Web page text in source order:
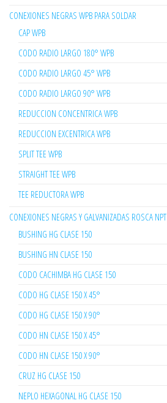
CONEXIONES NEGRAS WPB PARA SOLDAR
CAP WPB
CODO RADIO LARGO 180° WPB
CODO RADIO LARGO 45° WPB
CODO RADIO LARGO 90° WPB
REDUCCION CONCENTRICA WPB
REDUCCION EXCENTRICA WPB
SPLIT TEE WPB
STRAIGHT TEE WPB
TEE REDUCTORA WPB
CONEXIONES NEGRAS Y GALVANIZADAS ROSCA NPT
BUSHING HG CLASE 150
BUSHING HN CLASE 150
CODO CACHIMBA HG CLASE 150
CODO HG CLASE 150 X 45°
CODO HG CLASE 150 X 90°
CODO HN CLASE 150 X 45°
CODO HN CLASE 150 X 90°
CRUZ HG CLASE 150
NEPLO HEXAGONAL HG CLASE 150